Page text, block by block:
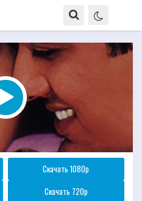
Скачать 1080p
Скачать 720p